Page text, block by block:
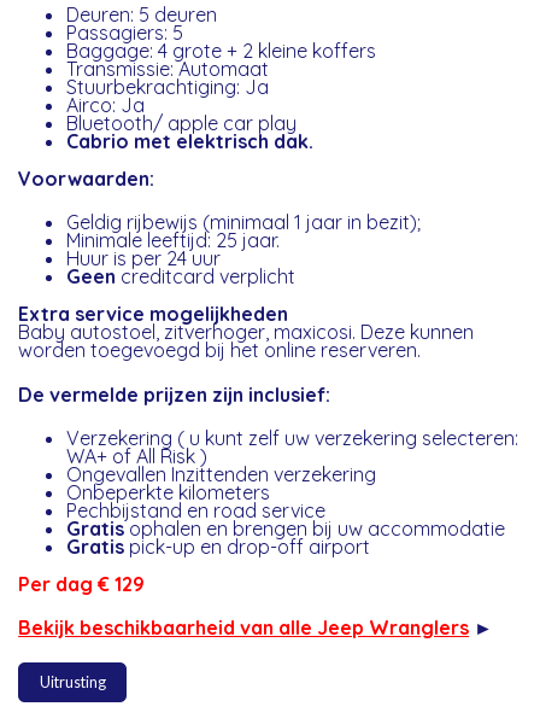
Deuren: 5 deuren
Passagiers: 5
Baggage: 4 grote + 2 kleine koffers
Transmissie: Automaat
Stuurbekrachtiging: Ja
Airco: Ja
Bluetooth/ apple car play
Cabrio met elektrisch dak.
Voorwaarden:
Geldig rijbewijs (minimaal 1 jaar in bezit);
Minimale leeftijd: 25 jaar.
Huur is per 24 uur
Geen creditcard verplicht
Extra service mogelijkheden
Baby autostoel, zitverhoger, maxicosi. Deze kunnen
worden toegevoegd bij het online reserveren.
De vermelde prijzen zijn inclusief:
Verzekering ( u kunt zelf uw verzekering selecteren:
WA+ of All Risk )
Ongevallen Inzittenden verzekering
Onbeperkte kilometers
Pechbijstand en road service
Gratisophalen en brengen bij uw accommodatie
Gratis pick-up en drop-off airport
Per dag € 129
Bekijk beschikbaarheid van alle Jeep Wranglers ►
Uitrusting